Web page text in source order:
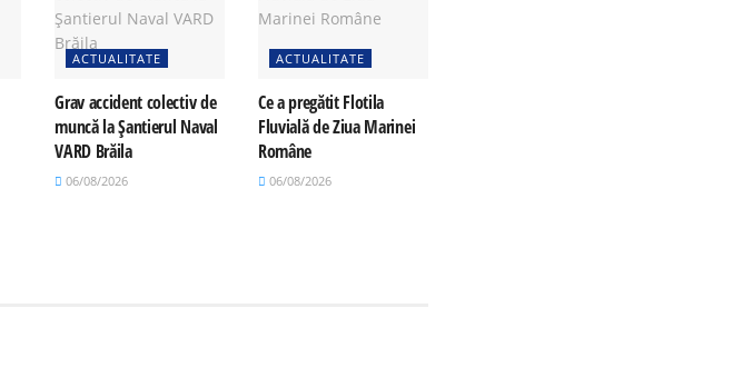
ACTUALITATE
Grav accident colectiv de
muncă la Șantierul Naval
VARD Brăila
06/08/2026
ACTUALITATE
Ce a pregătit Flotila
Fluvială de Ziua Marinei
Române
06/08/2026